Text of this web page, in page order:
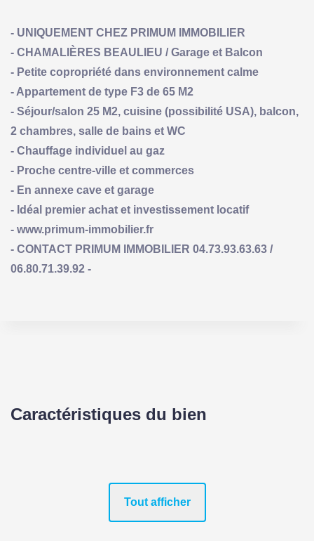
- UNIQUEMENT CHEZ PRIMUM IMMOBILIER
- CHAMALIÈRES BEAULIEU / Garage et Balcon
- Petite copropriété dans environnement calme
- Appartement de type F3 de 65 M2
- Séjour/salon 25 M2, cuisine (possibilité USA), balcon,
2 chambres, salle de bains et WC
- Chauffage individuel au gaz
- Proche centre-ville et commerces
- En annexe cave et garage
- Idéal premier achat et investissement locatif
- www.primum-immobilier.fr
- CONTACT PRIMUM IMMOBILIER 04.73.93.63.63 /
06.80.71.39.92 -
Caractéristiques du bien
Tout afficher